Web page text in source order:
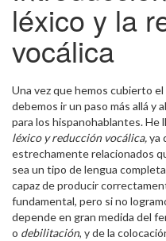
léxico y la
vocálica
Una vez que hemos cubierto
debemos ir un paso más allá y
para los hispanohablantes. He
léxico y reducción vocálica,ya
estrechamente relacionados
sea un tipo de lengua
capaz de producir
fundamental, pero si no
depende en gran medida del
o debilitación, y de la